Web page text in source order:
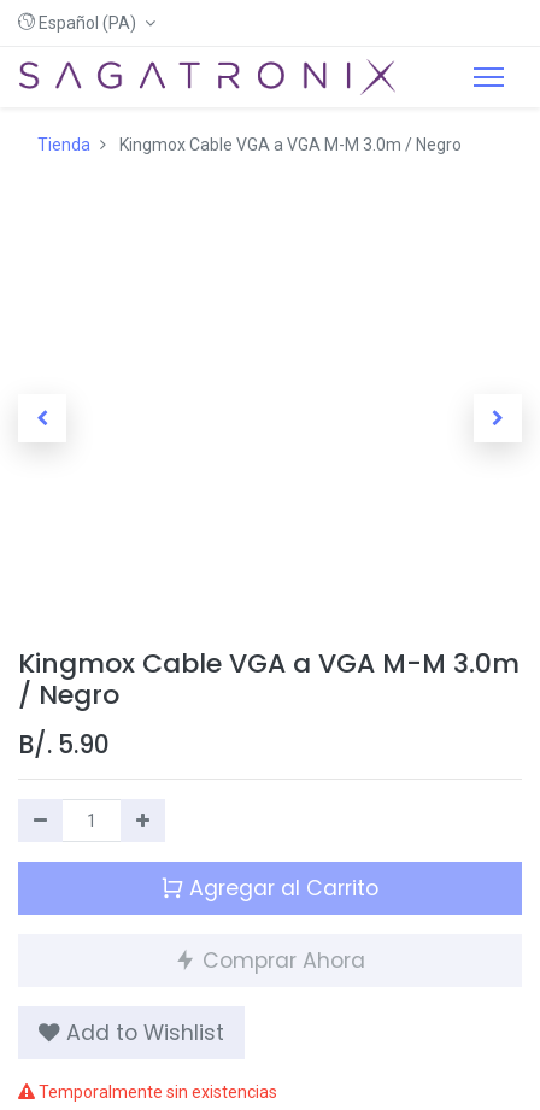
Español (PA)
Tienda Kingmox Cable VGA a VGA M-M 3.0m / Negro
Kingmox Cable VGA a VGA M-M 3.0m
/ Negro
B/. 5.90
Agregar al Carrito
Comprar Ahora
Add to Wishlist
Temporalmente sin existencias